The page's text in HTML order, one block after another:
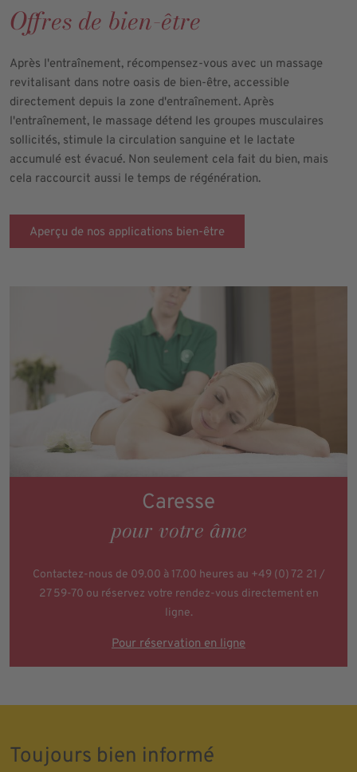
Offres de bien-être
Après l'entraînement, récompensez-vous avec un massage
revitalisant dans notre oasis de bien-être, accessible
directement depuis la zone d'entraînement. Après
l'entraînement, le massage détend les groupes musculaires
sollicités, stimule la circulation sanguine et le lactate
accumulé est évacué. Non seulement cela fait du bien, mais
cela raccourcit aussi le temps de régénération.
Aperçu de nos applications bien-être
Caresse
pour votre âme
Contactez-nous de 09.00 à 17.00 heures au +49 (0) 72 21 /
27 59-70 ou réservez votre rendez-vous directement en
ligne.
Pour réservation en ligne
Toujours bien informé